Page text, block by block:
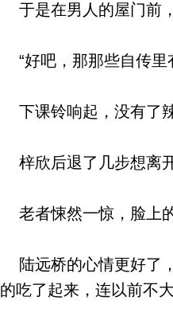
于是在男人的屋门前
“好吧，那那些自传里
下课铃响起，没有了
梓欣后退了几步想离
老者悚然一惊，脸上
陆远桥的心情更好了
的吃了起来，连以前不